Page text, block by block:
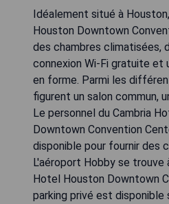
Idéalement situé à
Houston Downtown
des chambres climatisées,
connexion Wi-Fi gratuite et
en forme. Parmi les
figurent un salon commun,
Le personnel du Cambria
Downtown Convention
disponible pour fournir des
L'aéroport Hobby se trouve
Hotel Houston Downtown
parking privé est disponible